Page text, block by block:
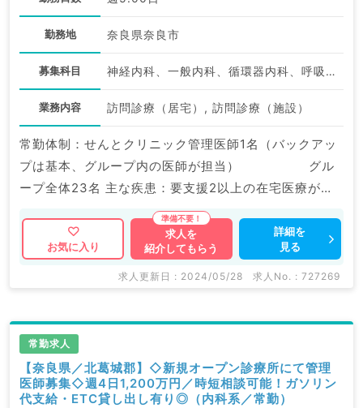
勤務地 奈良県奈良市
募集科目 神経内科、一般内科、循環器内科、呼吸器内科、消化器内科、内分泌・代謝内科、腎臓内科、老年内科、血液内科、膠原病科
業務内容 訪問診療（居宅）, 訪問診療（施設）
常勤体制：せんとクリニック管理医師1名（バックアッ
プは基本、グループ内の医師が担当） グル
ープ全体23名 主な疾患：要支援2以上の在宅医療が必
お気に入り
求人を
紹介してもらう
詳細を
見る
求人更新日 : 2024/05/28 求人No. : 727269
常勤求人
【奈良県／北葛城郡】◇新規オープン診療所にて管理
医師募集◇週4日1,200万円／時短相談可能！ガソリン
代支給・ETC貸し出し有り◎（内科系／常勤）